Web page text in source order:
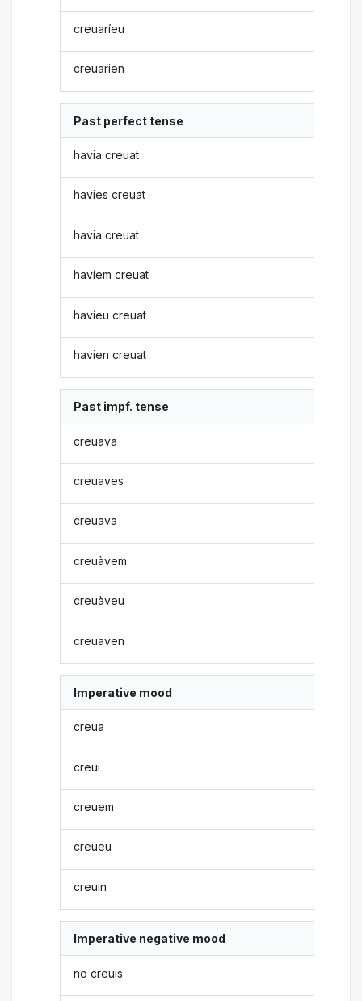
creuaríeu
creuarien
Past perfect tense
havia creuat
havies creuat
havia creuat
havíem creuat
havíeu creuat
havien creuat
Past impf. tense
creuava
creuaves
creuava
creuàvem
creuàveu
creuaven
Imperative mood
creua
creui
creuem
creueu
creuin
Imperative negative mood
no creuis